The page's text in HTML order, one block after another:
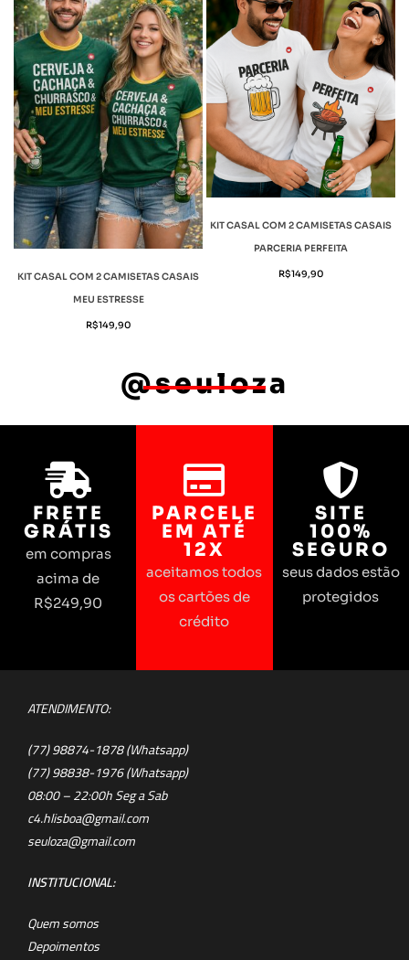
KIT CASAL COM 2 CAMISETAS CASAIS
MEU ESTRESSE
R$149,90
KIT CASAL COM 2 CAMISETAS CASAIS
PARCERIA PERFEITA
R$149,90
@seuloza
FRETE
GRÁTIS
em compras
acima de
R$249,90
PARCELE
EM ATÉ
12X
aceitamos todos
os cartões de
crédito
SITE
100%
SEGURO
seus dados estão
protegidos
ATENDIMENTO:
(77) 98874-1878 (Whatsapp)
(77) 98838-1976 (Whatsapp)
08:00 – 22:00h Seg a Sab
c4.hlisboa@gmail.com
seuloza@gmail.com
INSTITUCIONAL:
Quem somos
Depoimentos